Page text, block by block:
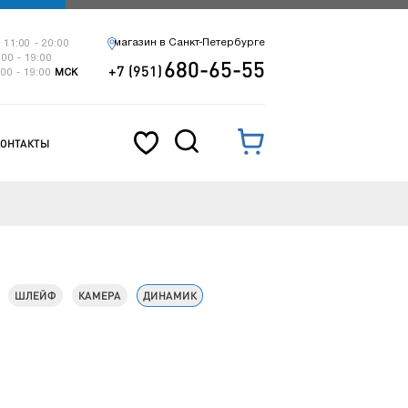
11:00 - 20:00
- 19:00
- 19:00
МСК
магазин в Санкт-Петербурге
+7 (951)680-65-55
ШЛЕЙФ КАМЕРА ДИНАМИК